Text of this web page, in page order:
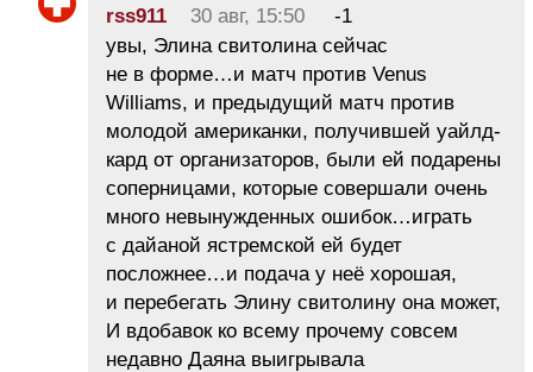
rss911 30 авг, 15:50
-1
увы, Элина свитолина сейчас
не в форме…и матч против Venus
Williams, и предыдущий матч против
молодой американки, получившей уайлд-
кард от организаторов, были ей подарены
соперницами, которые совершали очень
много невынужденных ошибок…играть
с дайаной ястремской ей будет
посложнее…и подача у неё хорошая,
и перебегать Элину свитолину она может,
И вдобавок ко всему прочему совсем
недавно Даяна выигрывала